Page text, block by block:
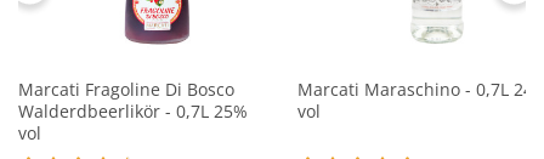
Marcati Fragoline Di Bosco
Walderdbeerlikör - 0,7L 25%
vol
Marcati Maraschino - 0,7L
vol